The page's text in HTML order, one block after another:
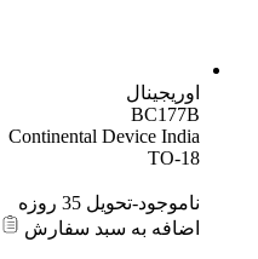
اوریجینال
BC177B
Continental Device India
TO-18
ناموجود-تحویل 35 روزه
اضافه به سبد سفارش